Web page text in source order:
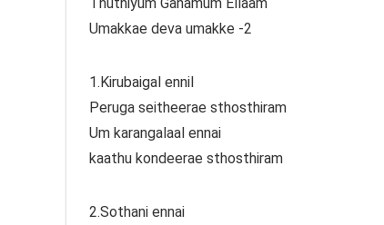
Umakkae deva umakke -2
1.Kirubaigal ennil
Peruga seitheerae sthosthiram
Um karangalaal ennai
kaathu kondeerae sthosthiram
2.Sothani ennai